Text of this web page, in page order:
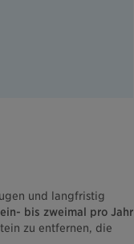
und langfristig
ein- bis zweimal pro Jahr
zu entfernen, die